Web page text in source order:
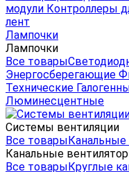
модули Контроллеры
лент
Лампочки
Лампочки
Все товары
Энергосберегающие
Технические
Люминесцентные
Системы вентиляции
Все товары
Канальные
Все товарыКруглые